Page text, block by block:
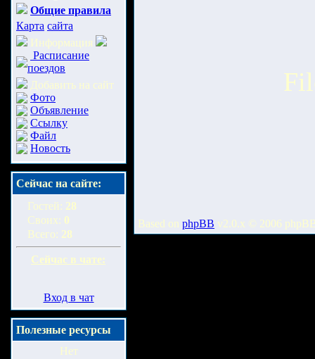
Общие правила
Карта сайта
Информация
Расписание
поездов
Добавить на сайт
Фото
Объявление
Ссылку
Файл
Новость
Сейчас на сайте:
Гостей: 28
Своих: 0
Всего: 28
Сейчас в чате:
Вход в чат
Полезные ресурсы
Нет
Based on phpBB v2.0.x © 2006